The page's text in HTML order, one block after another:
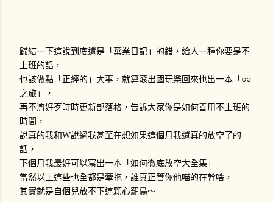
歸結一下這說到底還是「棄業日記」的錯，給人一種你要是不
上班的話，
也該做點「正經的」大事，就算滾出國玩樂回來也出一本「○○
之旅」，
再不濟好歹時時更新部落格，告訴大家你是如何善用不上班的
時間，
說真的我和W說過我甚至在想如果這個月我還真的放空了的
話，
下個月我最好可以寫出一本「如何徹底放空大全集」。
當然以上這些也全都是牽拖，誰真正管你他喵的在幹啥，
其實就是自個兒放不下這顆心罷鳥～